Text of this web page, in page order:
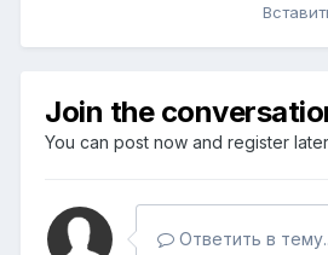
Join the
You can post now and register
Ответить в